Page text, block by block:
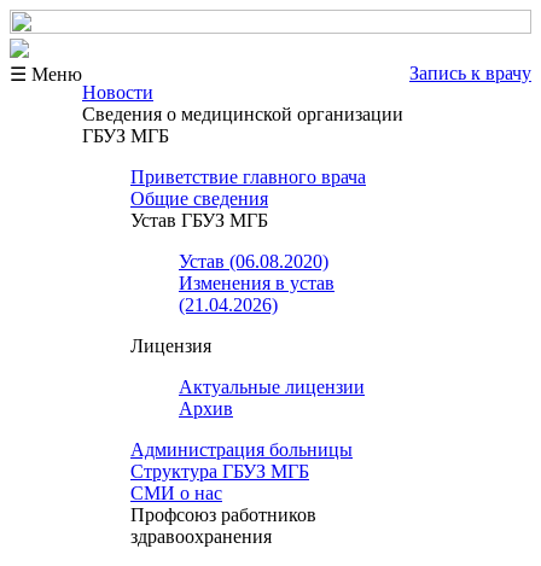
☰ Меню
Запись к врачу
Новости
Сведения о медицинской организации
ГБУЗ МГБ
Приветствие главного врача
Общие сведения
Устав ГБУЗ МГБ
Устав (06.08.2020)
Изменения в устав
(21.04.2026)
Лицензия
Актуальные лицензии
Архив
Администрация больницы
Структура ГБУЗ МГБ
СМИ о нас
Профсоюз работников
здравоохранения